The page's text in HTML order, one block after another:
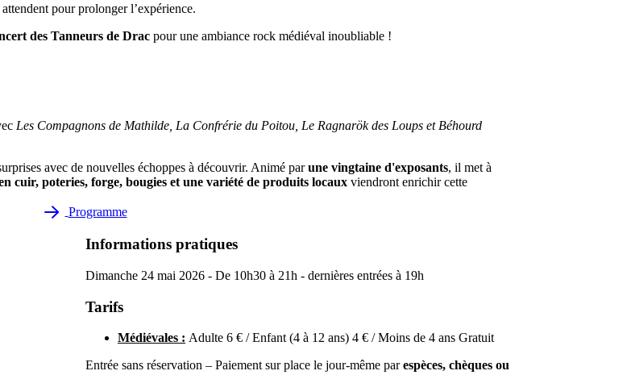
pour prolonger l’expérience.
des Tanneurs de Drac pour une ambiance rock médiéval inoubliable !
Les Compagnons de Mathilde, La Confrérie du Poitou, Le Ragnarök des Loups et Béhourd
avec de nouvelles échoppes à découvrir. Animé parune vingtaine d'exposants, il met à
cuir, poteries, forge, bougies et une variété de produits locaux viendront enrichir cette
Programme
Informations pratiques
Dimanche 24 mai 2026 - De 10h30 à 21h - dernières entrées à 19h
Tarifs
Médiévales : Adulte 6 € / Enfant (4 à 12 ans) 4 € / Moins de 4 ans Gratuit
Entrée sans réservation – Paiement sur place le jour-même parespèces, chèques ou